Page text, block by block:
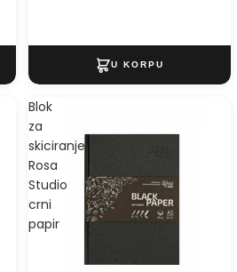
Blok
za
skiciranje
Rosa
Studio
crni
papir